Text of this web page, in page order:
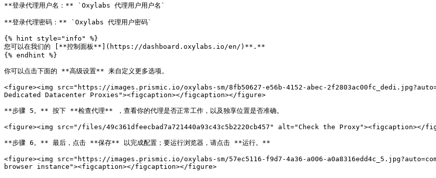
**登录代理用户名：** `Oxylabs 代理用户用户名`
**登录代理密码：** `Oxylabs 代理用户密码`
{% hint style="info" %}
您可以在我们的 [**控制面板**](https://dashboard.oxylabs.io/en/)**.**
{% endhint %}
你可以点击下面的 **高级设置** 来自定义更多选项。
<figure><img src="https://images.prismic.io/oxylabs-sm/8fb50627-e56b-4152-abec-
Dedicated Datacenter Proxies"><figcaption></figcaption></figure>
**步骤 5。** 按下 **检查代理** ，查看你的代理是否正常工作，以及独享位置是否准确。
<figure><img src="/files/49c361dfeecbad7a721440a93c43c5b2220cb457" alt="Check the Proxy"><figcaption></
**步骤 6。** 最后，点击 **保存** 以完成配置；要运行浏览器，请点击 **运行。**
<figure><img src="https://images.prismic.io/oxylabs-sm/57ec5116-f9d7-4a36-a006-
browser instance"><figcaption></figcaption></figure>